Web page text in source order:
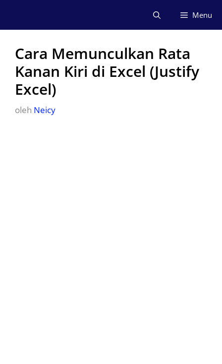
isi
Menu
Cara Memunculkan Rata
Kanan Kiri di Excel (Justify
Excel)
oleh Neicy